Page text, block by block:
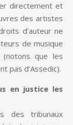
directement et
des artistes
d’auteur ne
de musique
(notons que les
pas d’Assedic).
en justice les
des tribunaux